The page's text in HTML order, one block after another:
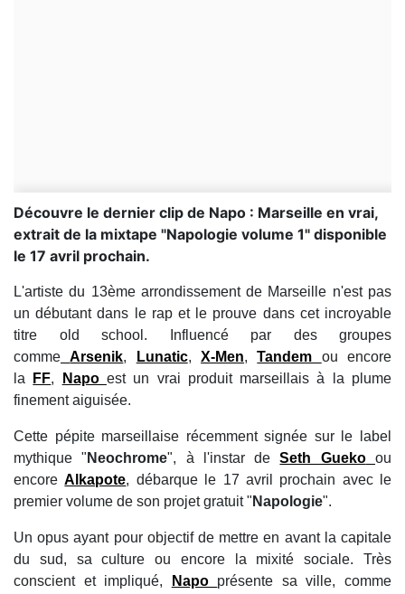
Découvre le dernier clip de Napo : Marseille en vrai,
extrait de la mixtape "Napologie volume 1" disponible
le 17 avril prochain.
L'artiste du 13ème arrondissement de Marseille n'est pas
un débutant dans le rap et le prouve dans cet incroyable
titre old school. Influencé par des groupes
comme
Arsenik, Lunatic,X-Men,Tandem ou encore
la
FF, Napo est un vrai produit marseillais à la plume
finement aiguisée.
Cette pépite marseillaise récemment signée sur le label
mythique " Neochrome", à l'instar deSeth Gueko
ou
encoreAlkapote, débarque le 17 avril prochain avec le
premier volume de son projet gratuit " Napologie".
Un opus ayant pour objectif de mettre en avant la capitale
du sud, sa culture ou encore la mixité sociale. Très
conscient et impliqué,
Napo présente sa ville, comme